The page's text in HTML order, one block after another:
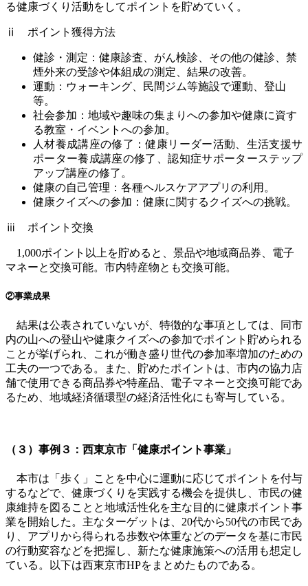
る健康づくり活動をしてポイントを貯めていく。
ⅱ ポイント獲得方法
健診・測定：健康診査、がん検診、その他の健診、禁
煙外来の受診や体組成の測定、結果の改善。
運動：ウォーキング、民間ジム等施設で運動、登山
等。
社会参加：地域や趣味の集まりへの参加や健康に資す
る教室・イベントへの参加。
人材養成講座の修了：健康リーダー活動、生活支援サ
ポーター養成講座の修了、認知症サポーターステップ
アップ講座の修了。
健康の自己管理：各種ヘルスケアアプリの利用。
健康クイズへの参加：健康に関するクイズへの挑戦。
ⅲ ポイント交換
1,000ポイント以上を貯めると、景品や地域商品券、電子
マネーと交換可能。市内特産物とも交換可能。
②事業成果
結果は公表されていないが、特徴的な事項としては、同市
内の山への登山や健康クイズへの参加でポイント貯められる
ことが挙げられ、これが働き盛り世代の参加率増加のための
工夫の一つである。また、貯めたポイントは、市内の協力店
舗で使用できる商品券や特産品、電子マネーと交換可能であ
るため、地域経済循環型の経済活性化にも寄与している。
（３）事例３：西東京市「健康ポイント事業」
本市は「歩く」ことを中⼼に運動に応じてポイントを付与
するなどで、健康づくりを実践する機会を提供し、市民の健
康維持を図ることと地域活性化を主な目的に健康ポイント事
業を開始した。主なターゲットは、 20代から50代の市民であ
り、アプリから得られる歩数や体重などのデータを基に市民
の行動変容などを把握し、新たな健康施策への活用も想定し
ている。以下は西東京市HPをまとめたものである。